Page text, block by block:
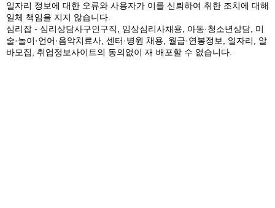
일자리 정보에 대한 오류와 사용자가 이를 신뢰하여 취한 조치에 대해
일체 책임을 지지 않습니다.
심리잡 - 심리상담사구인구직, 임상심리사채용, 아동·청소년상담, 미
술·놀이·언어·음악치료사, 센터·병원 채용, 월급·연봉정보, 일자리, 알
바모집, 취업정보사이트의 동의없이 재 배포할 수 없습니다.